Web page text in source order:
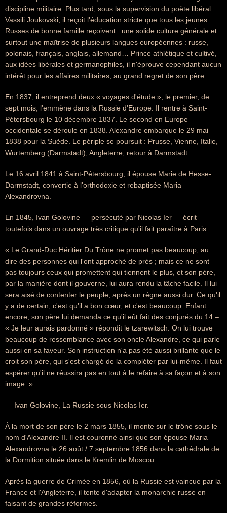
discipline militaire. Plus tard, sous la supervision du poète libéral
Vassili Joukovski, il reçoit l'éducation stricte que tous les jeunes
Russes de bonne famille reçoivent : une solide culture générale et
surtout une maîtrise de plusieurs langues européennes : russe,
polonais, français, anglais, allemand… Prince athlétique et cultivé,
aux idées libérales et germanophiles, il n'éprouve cependant aucun
intérêt pour les affaires militaires, au grand regret de son père.
En 1837, il entreprend deux « voyages d'étude », le premier, de
sept mois, l'emmène dans la Russie d'Europe. Il rentre à Saint-
Pétersbourg le 10 décembre 1837. Le second en Europe
occidentale se déroule en 1838. Alexandre embarque le 29 mai
1838 pour la Suède. Le périple se poursuit : Prusse, Vienne, Italie,
Wurtemberg (Darmstadt), Angleterre, retour à Darmstadt…
Le 16 avril 1841 à Saint-Pétersbourg, il épouse Marie de Hesse-
Darmstadt, convertie à l'orthodoxie et rebaptisée Maria
Alexandrovna.
En 1845, Ivan Golovine — persécuté par Nicolas Ier — écrit
toutefois dans un ouvrage très critique qu'il fait paraître à Paris :
« Le Grand-Duc Héritier Du Trône ne promet pas beaucoup, au
dire des personnes qui l'ont approché de près ; mais ce ne sont
pas toujours ceux qui promettent qui tiennent le plus, et son père,
par la manière dont il gouverne, lui aura rendu la tâche facile. Il lui
sera aisé de contenter le peuple, après un règne aussi dur. Ce qu'il
y a de certain, c'est qu'il a bon cœur, et c'est beaucoup. Enfant
encore, son père lui demanda ce qu'il eût fait des conjurés du 14 –
« Je leur aurais pardonné » répondit le tzarewitsch. On lui trouve
beaucoup de ressemblance avec son oncle Alexandre, ce qui parle
aussi en sa faveur. Son instruction n'a pas été aussi brillante que le
croit son père, qui s'est chargé de la compléter par lui-même. Il faut
espérer qu'il ne réussira pas en tout à le refaire à sa façon et à son
image. »
— Ivan Golovine, La Russie sous Nicolas Ier.
À la mort de son père le 2 mars 1855, il monte sur le trône sous le
nom d'Alexandre II. Il est couronné ainsi que son épouse Maria
Alexandrovna le 26 août / 7 septembre 1856 dans la cathédrale de
la Dormition située dans le Kremlin de Moscou.
Après la guerre de Crimée en 1856, où la Russie est vaincue par la
France et l'Angleterre, il tente d'adapter la monarchie russe en
faisant de grandes réformes.